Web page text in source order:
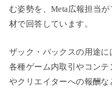
む姿勢を、 Meta広報担当
材で回答しています。
ザック・バックスの用途
各種ゲーム内取引やコン
やクリエイターへの報酬